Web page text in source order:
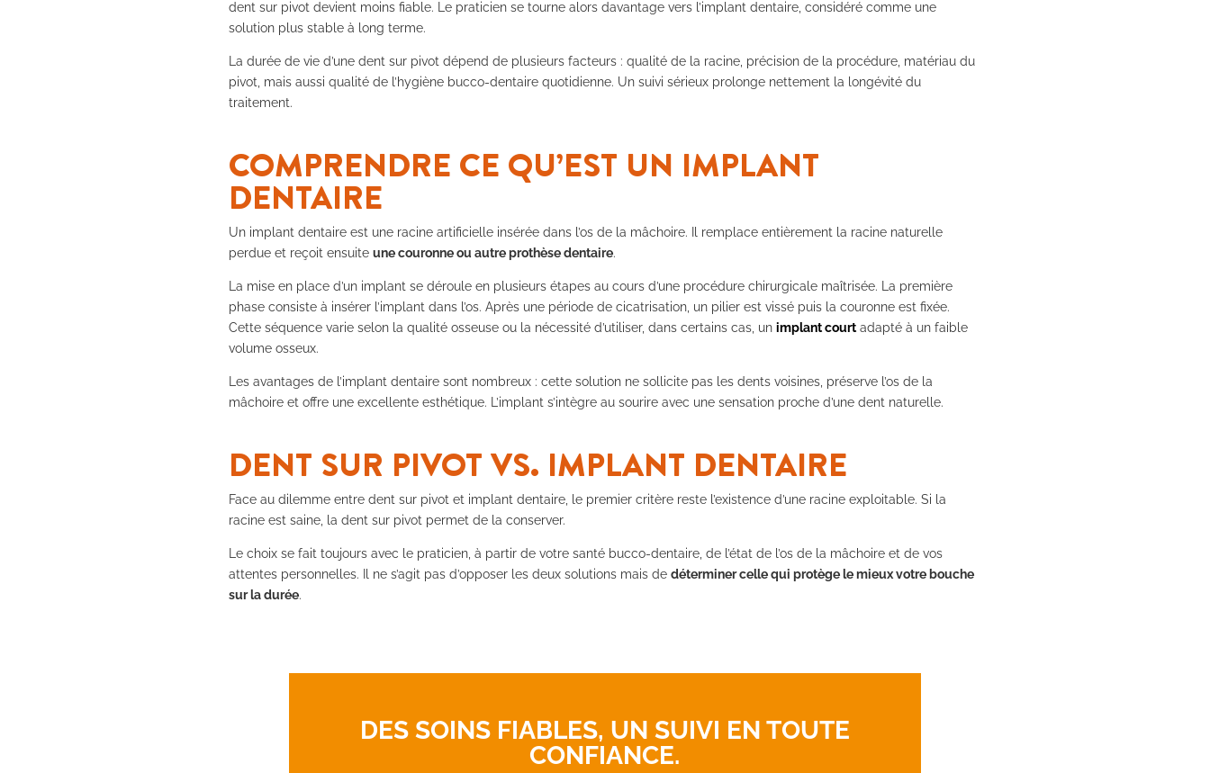
dent sur pivot devient moins fiable. Le praticien se tourne alors davantage vers l’implant dentaire, considéré comme une
solution plus stable à long terme.
La durée de vie d’une dent sur pivot dépend de plusieurs facteurs : qualité de la racine, précision de la procédure, matériau du
pivot, mais aussi qualité de l’hygiène bucco-dentaire quotidienne. Un suivi sérieux prolonge nettement la longévité du
traitement.
COMPRENDRE CE QU’EST UN IMPLANT
DENTAIRE
Un implant dentaire est une racine artificielle insérée dans l’os de la mâchoire. Il remplace entièrement la racine naturelle
perdue et reçoit ensuiteune couronne ou autre prothèse dentaire.
La mise en place d’un implant se déroule en plusieurs étapes au cours d’une procédure chirurgicale maîtrisée. La première
phase consiste à insérer l’implant dans l’os. Après une période de cicatrisation, un pilier est vissé puis la couronne est fixée.
Cette séquence varie selon la qualité osseuse ou la nécessité d’utiliser, dans certains cas, unimplant court adapté à un faible
volume osseux.
Les avantages de l’implant dentaire sont nombreux : cette solution ne sollicite pas les dents voisines, préserve l’os de la
mâchoire et offre une excellente esthétique. L’implant s’intègre au sourire avec une sensation proche d’une dent naturelle.
DENT SUR PIVOT VS. IMPLANT DENTAIRE
Face au dilemme entre dent sur pivot et implant dentaire, le premier critère reste l’existence d’une racine exploitable. Si la
racine est saine, la dent sur pivot permet de la conserver.
Le choix se fait toujours avec le praticien, à partir de votre santé bucco-dentaire, de l’état de l’os de la mâchoire et de vos
attentes personnelles. Il ne s’agit pas d’opposer les deux solutions mais dedéterminer celle qui protège le mieux votre bouche
sur la durée.
DES SOINS FIABLES, UN SUIVI EN TOUTE
CONFIANCE.